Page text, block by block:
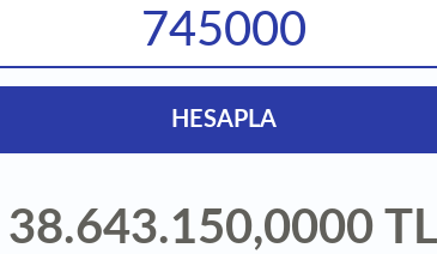
HESAPLA
38.643.150,0000 TL